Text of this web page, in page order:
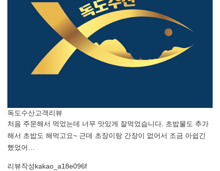
독도수산고객리뷰
처음 주문해서 먹었는데 너무 맛있게 잘먹었습니다. 초밥물도 추가
해서 초밥도 해먹고요~ 근데 초장이랑 간장이 없어서 조금 아쉽긴
했었어…
리뷰작성kakao_a18e096f